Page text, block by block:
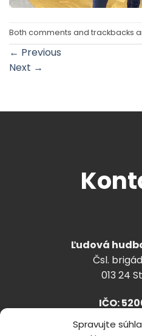
Spravujte
Both comments and trackbacks
← Previous
Next →
Ľudová
Čsl.
013 24
IČO: